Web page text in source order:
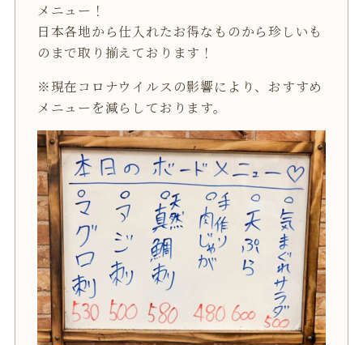
メニュー！
日本各地から仕入れたお得なものから珍しいも
のまで取り揃えております！
※現在コロナウイルスの影響により、おすすめ
メニューを減らしております。